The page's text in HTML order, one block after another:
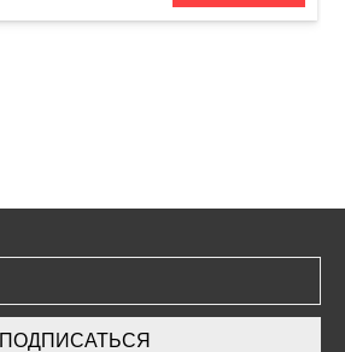
ПОДПИСАТЬСЯ